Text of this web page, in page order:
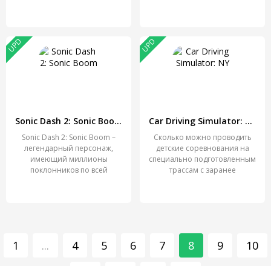
Sonic Dash 2: Sonic Boom
Sonic Dash 2: Sonic Boom –
легендарный персонаж,
имеющий миллионы
поклонников по всей
UPD
Car Driving Simulator: NY
Сколько можно проводить
детские соревнования на
специально подготовленным
трассам с заранее
UPD
1 ... 4 5 6 7 8 9
10